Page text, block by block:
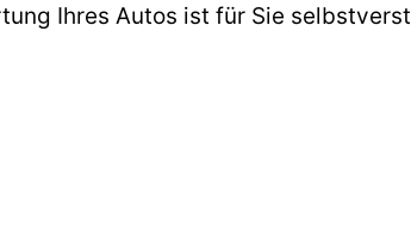
Ihres Autos ist für Sie